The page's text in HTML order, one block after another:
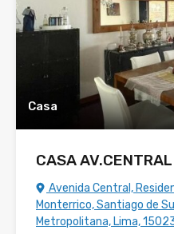
Casa
CASA AV.CENTRAL
Avenida Central,
Monterrico, Santiago de
Metropolitana, Lima,